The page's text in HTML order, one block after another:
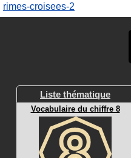
rimes-croisees-2
Liste thématique
Vocabulaire du chiffre 8